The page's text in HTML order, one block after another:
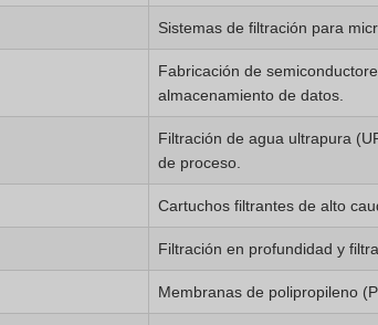
Sistemas de filtración para
Fabricación de
almacenamiento de datos.
Filtración de agua ultrapura
de proceso.
Cartuchos filtrantes de alto
Filtración en profundidad y
Membranas de polipropileno